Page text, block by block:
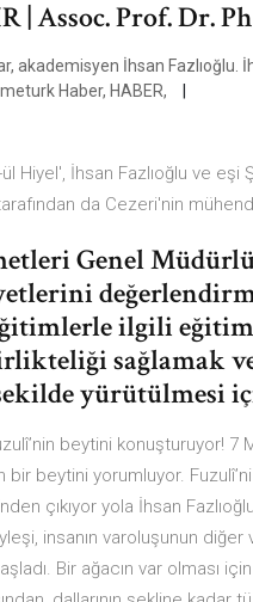
| Assoc. Prof. Dr.
akademisyen İhsan Fazlıoğlu.
Haber, HABER,
Hiyel', İhsan Fazlıoğlu ve
da Cezeri'nin
Genel
ilgili
sağlamak
yürütülmesi
beytini konuşturuyor! 7
bir beytini yorumluyor.
çıkıyor yola İhsan
insanın varoluşunun diğer
Bir ağacın var olması